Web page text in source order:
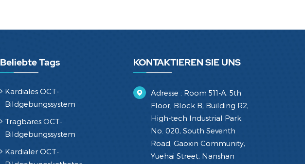
Beliebte Tags
Kardiales OCT-
Bildgebungssystem
Tragbares OCT-
Bildgebungssystem
Kardialer OCT-
KONTAKTIEREN SIE UNS
Adresse : Room 511-A, 5th
Floor, Block B, Building R2,
High-tech Industrial Park,
No. 020, South Seventh
Road, Gaoxin Community,
Yuehai Street, Nanshan